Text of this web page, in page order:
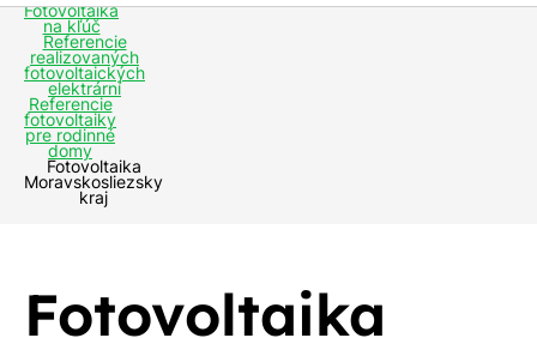
Fotovoltaika
na kľúč
Referencie
realizovaných
fotovoltaických
elektrární
Referencie
fotovoltaiky
pre rodinné
domy
Fotovoltaika
Moravskosliezsky
kraj
Fotovoltaika